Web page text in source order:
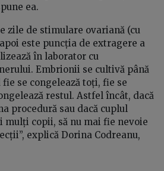
ea.
zile de stimulare ovariană (cu
este puncția de extragere a
în laborator cu
Embrionii se cultivă până
se congelează toți, fie se
restul. Astfel încât, dacă
procedură sau dacă cuplul
mulți copii, să nu mai fie nevoie
explică Dorina Codreanu,